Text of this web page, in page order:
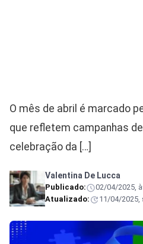
O mês de abril é marcado
que refletem campanhas
celebração da […]
Valentina De Lucca
Publicado:
02/04/2025,
Atualizado:
11/04/2025,